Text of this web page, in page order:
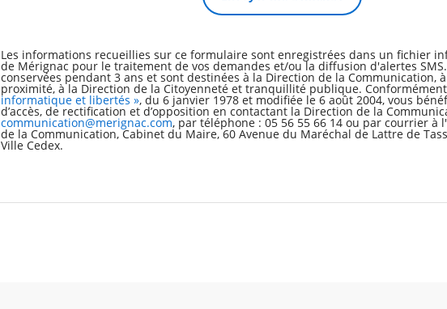
Les informations recueillies sur ce formulaire sont enregistrées dans un fichier
de Mérignac pour le traitement de vos demandes et/ou la diffusion d'alertes
conservées pendant 3 ans et sont destinées à la Direction de la Communication,
proximité, à la Direction de la Citoyenneté et tranquillité publique.
informatique et libertés », du 6 janvier 1978 et modifiée le 6 août 2004, vous
d’accès, de rectification et d’opposition en contactant la Direction de la
communication@merignac.com, par téléphone : 05 56 55 66 14 ou par courrier à
de la Communication, Cabinet du Maire, 60 Avenue du Maréchal de Lattre de
Ville Cedex.